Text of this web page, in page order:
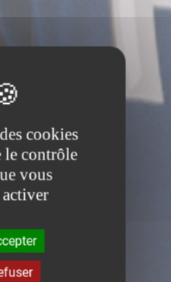
cookies
le contrôle
vous